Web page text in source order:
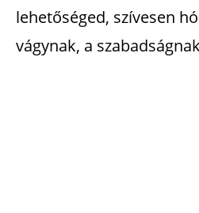
lehetőséged, szívesen
vágynak, a